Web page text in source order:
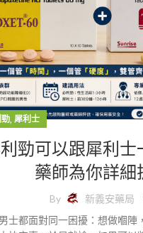
, 犀利士
勁可以跟犀利士
藥師為你詳細
By
新義安藥局
士都面對同一困擾：想做嗰陣